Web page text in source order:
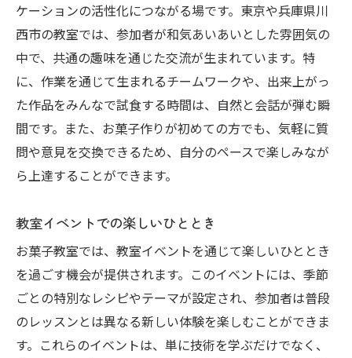
ケーションの活性化につながる場です。東京や兵庫県川
西市の教室では、参加者が和気あいあいとした雰囲気の
中で、共通の趣味を通じた交流が生まれています。特
に、作業を通じて生まれるチームワークや、出来上がっ
た作品をみんなで試食する時間は、自然と会話が弾む瞬
間です。また、お菓子作りが初めての方でも、気軽に質
問や意見を交換できるため、自分のペースで楽しみなが
ら上達することができます。
教室イベントでの楽しいひととき
お菓子教室では、教室イベントを通じて楽しいひととき
を過ごす機会が提供されます。このイベントには、季節
ごとの特別なレシピやテーマが設定され、参加者は普段
のレッスンとは異なる新しい体験を楽しむことができま
す。これらのイベントは、単に技術を学ぶだけでなく、